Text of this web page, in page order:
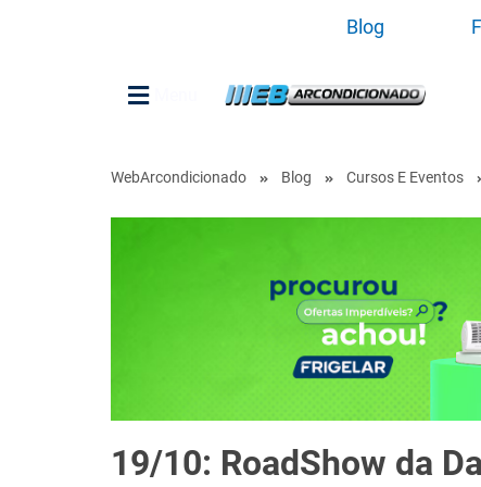
Blog
WebArcondicionado Blog Cursos E Eventos
19/10: RoadShow da